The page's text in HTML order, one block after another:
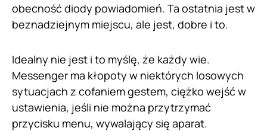
obecność diody powiadomień. Ta ostatnia jest w
beznadziejnym miejscu, ale jest, dobre i to.
Idealny nie jest i to myślę, że każdy wie.
Messenger ma kłopoty w niektórych losowych
sytuacjach z cofaniem gestem, ciężko wejść w
ustawienia, jeśli nie można przytrzymać
przycisku menu, wywalający się aparat.